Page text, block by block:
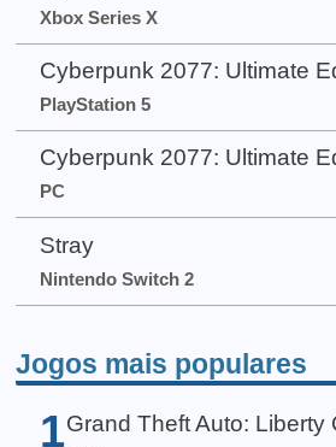
Xbox Series X
Cyberpunk 2077: Ultimate
PlayStation 5
Cyberpunk 2077: Ultimate
PC
Stray
Nintendo Switch 2
Jogos mais populares
1 Grand Theft Auto: Liberty